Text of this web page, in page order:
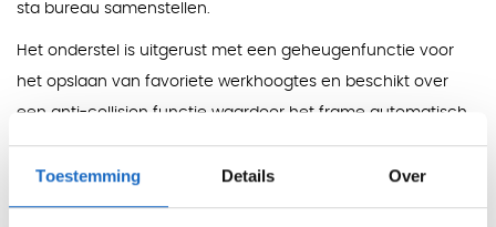
Toestemming Details Over
sta bureau samenstellen.
Het onderstel is uitgerust met een geheugenfunctie voor
het opslaan van favoriete werkhoogtes en beschikt over
een anti-collision functie waardoor het frame automatisch
stopt bij obstakels. De krachtige 2-motorige aandrijving zorgt
voor een soepele en stille hoogteverstelling en maakt het
onderstel geschikt voor intensief dagelijks gebruik.